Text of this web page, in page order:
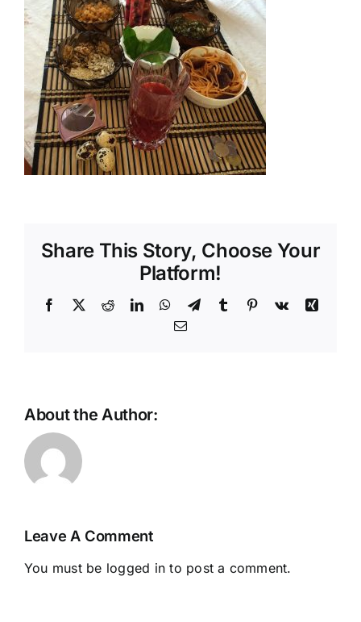
Shop
Tratamente naturale
Iubim fructele
Share This Story, Choose Your
Platform!
Facebook
X RedditLinkedInWhatsApp
TelegramTumblr Pinterest
Vk
Xing
Email
About the Author:
Leave A Comment
You must be logged in to post a comment.